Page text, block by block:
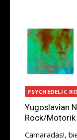
PSYCHEDELIC
Yugoslavian
Rock/
Camaradas!,